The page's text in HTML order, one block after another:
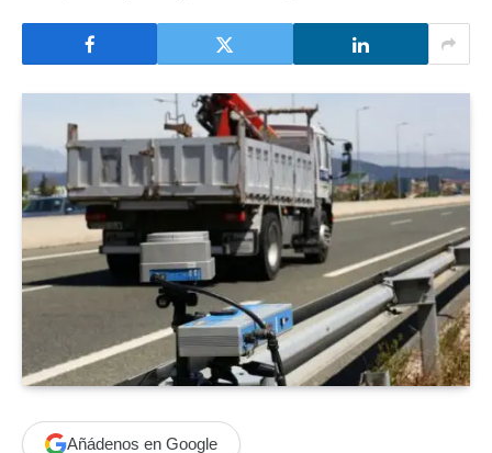
Añádenos en Google